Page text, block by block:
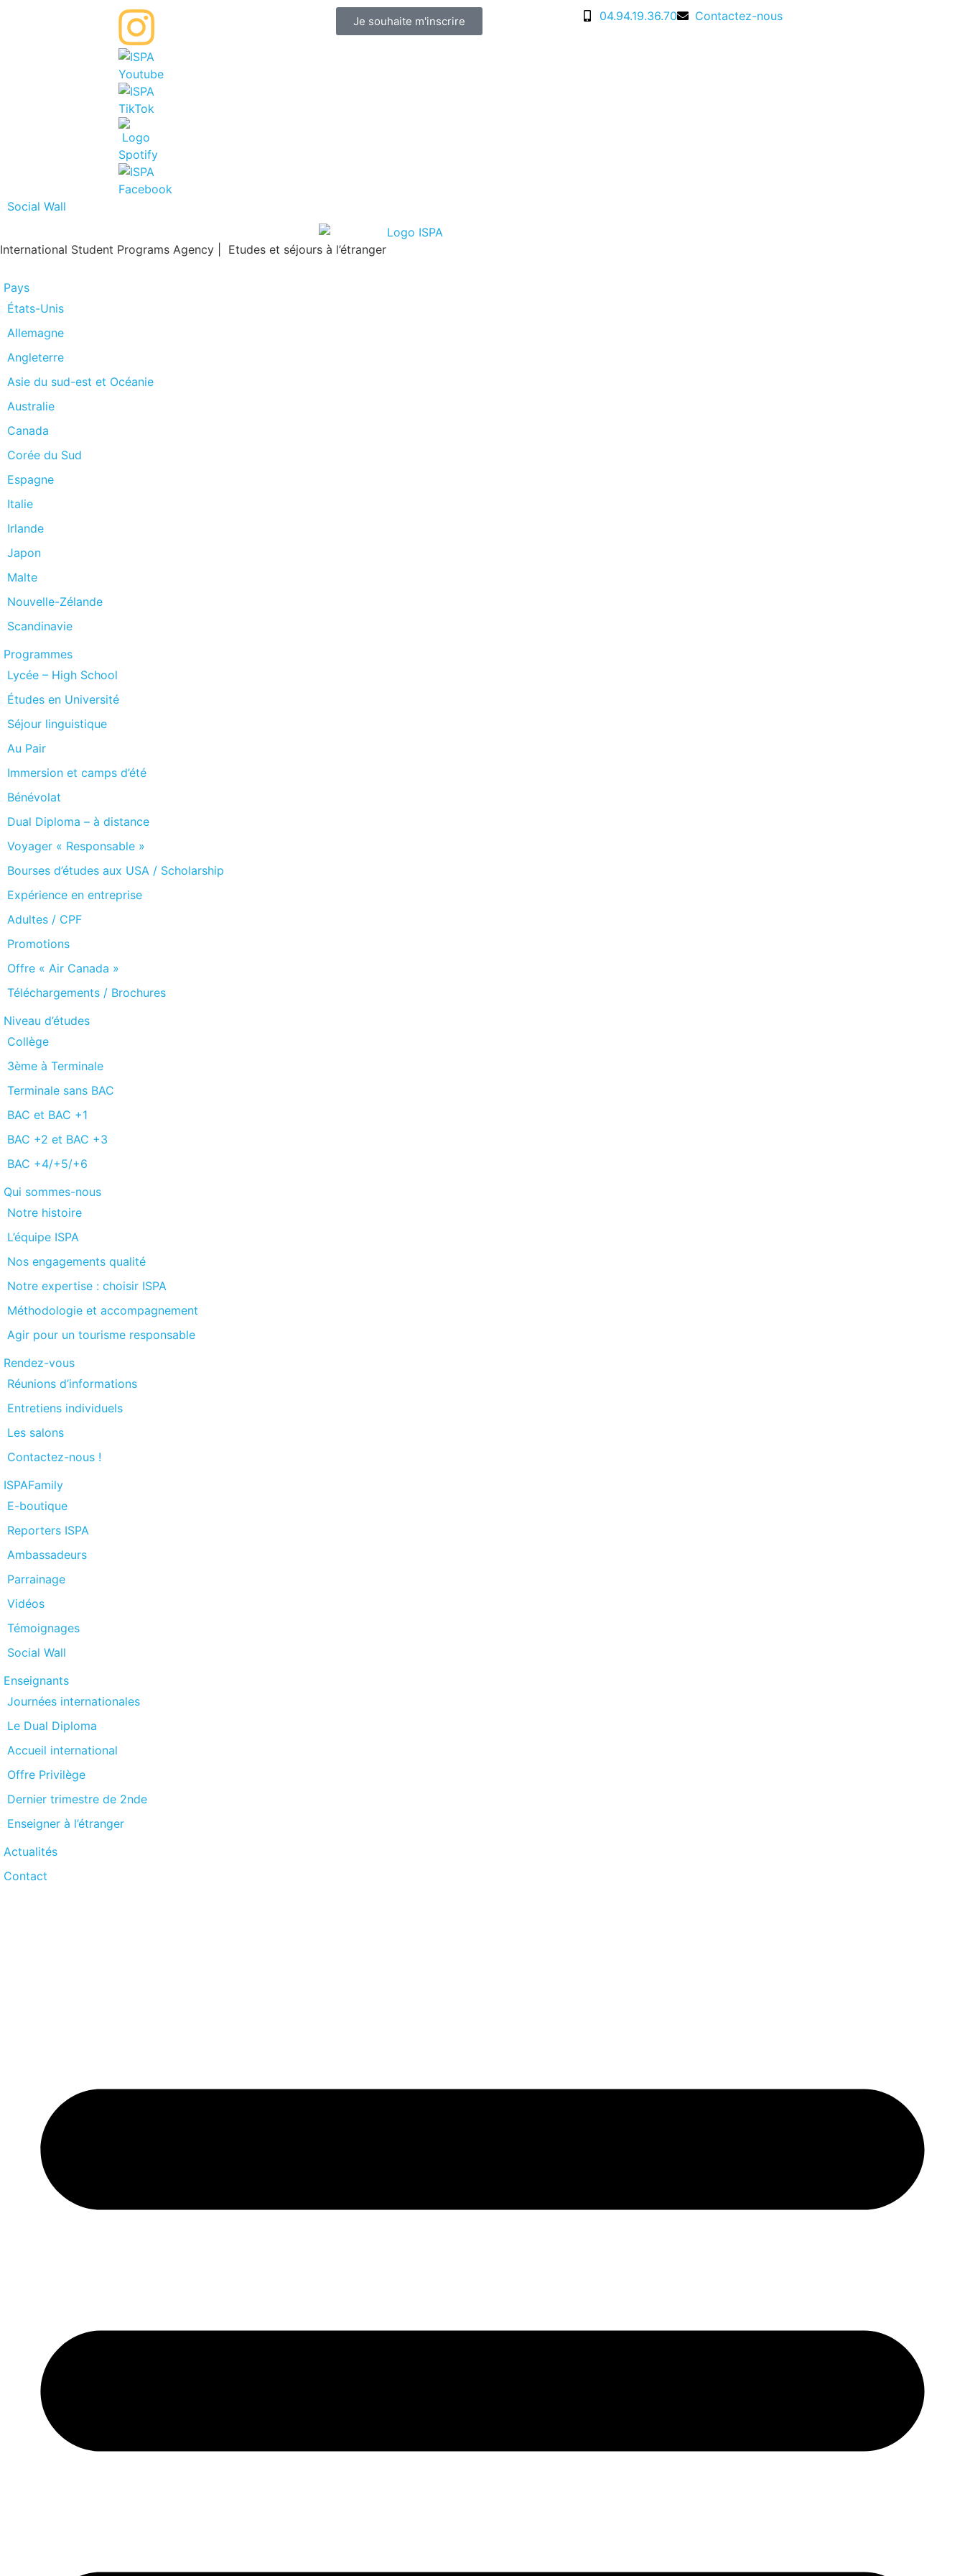
Social Wall
Je souhaite m'inscrire 04.94.19.36.70 Contactez-nous
International Student Programs Agency | Etudes et séjours à l’étranger
Pays
États-Unis
Allemagne
Angleterre
Asie du sud-est et Océanie
Australie
Canada
Corée du Sud
Espagne
Italie
Irlande
Japon
Malte
Nouvelle-Zélande
Scandinavie
Programmes
Lycée – High School
Études en Université
Séjour linguistique
Au Pair
Immersion et camps d’été
Bénévolat
Dual Diploma – à distance
Voyager « Responsable »
Bourses d’études aux USA / Scholarship
Expérience en entreprise
Adultes / CPF
Promotions
Offre « Air Canada »
Téléchargements / Brochures
Niveau d’études
Collège
3ème à Terminale
Terminale sans BAC
BAC et BAC +1
BAC +2 et BAC +3
BAC +4/+5/+6
Qui sommes-nous
Notre histoire
L’équipe ISPA
Nos engagements qualité
Notre expertise : choisir ISPA
Méthodologie et accompagnement
Agir pour un tourisme responsable
Rendez-vous
Réunions d’informations
Entretiens individuels
Les salons
Contactez-nous !
ISPAFamily
E-boutique
Reporters ISPA
Ambassadeurs
Parrainage
Vidéos
Témoignages
Social Wall
Enseignants
Journées internationales
Le Dual Diploma
Accueil international
Offre Privilège
Dernier trimestre de 2nde
Enseigner à l’étranger
Actualités
Contact